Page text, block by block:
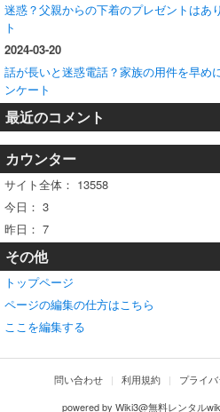
迷惑？父親からの下着のプレゼントはあ
ト
2024-03-20
話が長いと迷惑電話？家族の用件を早め
ンケート
最近のコメント
カウンター
サイト全体： 13558
今日： 3
昨日： 7
その他
トップページ
ページの編集の仕方はこちら
ここを編集する
問い合わせ 利用規約 プライ
powered by Wiki3@無料レンタル